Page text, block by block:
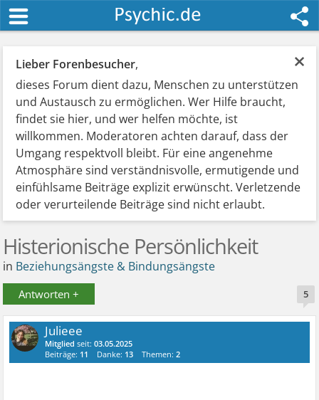
×
Lieber Forenbesucher,
dieses Forum dient dazu, Menschen zu unterstützen
und Austausch zu ermöglichen. Wer Hilfe braucht,
findet sie hier, und wer helfen möchte, ist
willkommen. Moderatoren achten darauf, dass der
Umgang respektvoll bleibt. Für eine angenehme
Atmosphäre sind verständnisvolle, ermutigende und
einfühlsame Beiträge explizit erwünscht. Verletzende
oder verurteilende Beiträge sind nicht erlaubt.
Histerionische Persönlichkeit
in Beziehungsängste & Bindungsängste
Antworten + 5
Julieee
Mitglied seit:03.05.2025
Beiträge: 11 Danke: 13 Themen:2